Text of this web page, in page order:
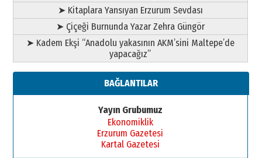
➤ Kitaplara Yansıyan Erzurum Sevdası
➤ Çiçeği Burnunda Yazar Zehra Güngör
➤ Kadem Ekşi “Anadolu yakasının AKM’sini Maltepe’de
yapacağız”
BAĞLANTILAR
Yayın Grubumuz
Ekonomiklik
Erzurum Gazetesi
Kartal Gazetesi